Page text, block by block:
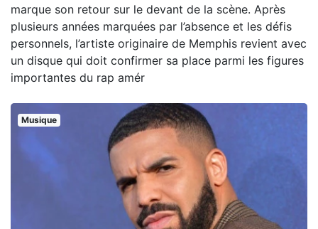
marque son retour sur le devant de la scène. Après
plusieurs années marquées par l’absence et les défis
personnels, l’artiste originaire de Memphis revient avec
un disque qui doit confirmer sa place parmi les figures
importantes du rap amér
Musique